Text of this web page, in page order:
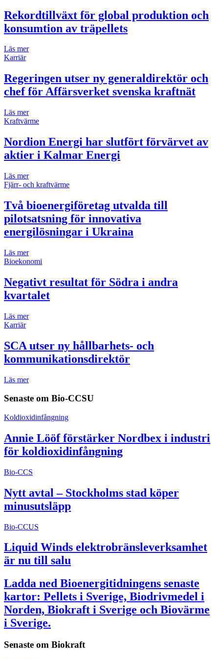
Rekordtillväxt för global produktion och
konsumtion av träpellets
Läs mer
Karriär
Regeringen utser ny generaldirektör och
chef för Affärsverket svenska kraftnät
Läs mer
Kraftvärme
Nordion Energi har slutfört förvärvet av
aktier i Kalmar Energi
Läs mer
Fjärr- och kraftvärme
Två bioenergiföretag utvalda till
pilotsatsning för innovativa
energilösningar i Ukraina
Läs mer
Bioekonomi
Negativt resultat för Södra i andra
kvartalet
Läs mer
Karriär
SCA utser ny hållbarhets- och
kommunikationsdirektör
Läs mer
Senaste om Bio-CCSU
Koldioxidinfångning
Annie Lööf förstärker Nordbex i industri
för koldioxidinfångning
Bio-CCS
Nytt avtal – Stockholms stad köper
minusutsläpp
Bio-CCUS
Liquid Winds elektrobränsleverksamhet
är nu till salu
Ladda ned Bioenergitidningens senaste
kartor: Pellets i Sverige, Biodrivmedel i
Norden, Biokraft i Sverige och Biovärme
i Sverige.
Senaste om Biokraft